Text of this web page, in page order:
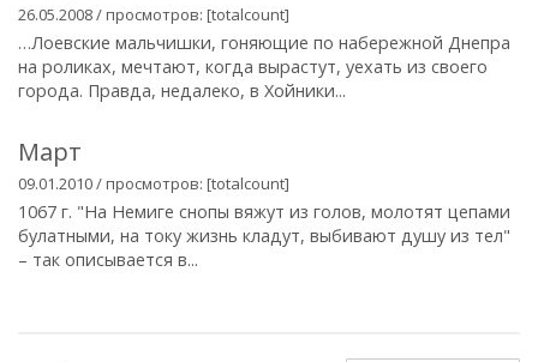
26.05.2008 / просмотров: [totalcount]
…Лоевские мальчишки, гоняющие по набережной Днепра
на роликах, мечтают, когда вырастут, уехать из своего
города. Правда, недалеко, в Хойники...
Март
09.01.2010 / просмотров: [totalcount]
1067 г. "На Немиге снопы вяжут из голов, молотят цепами
булатными, на току жизнь кладут, выбивают душу из тел"
– так описывается в...